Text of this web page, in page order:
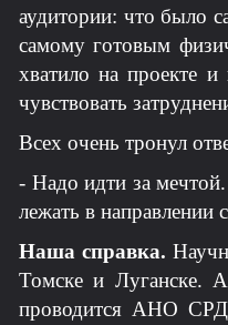
аудитории: что было
самому готовым
хватило на проекте
чувствовать
Всех очень тронул
- Надо идти за
лежать в
Наша справка.
Томске и Луганске.
проводится АНО